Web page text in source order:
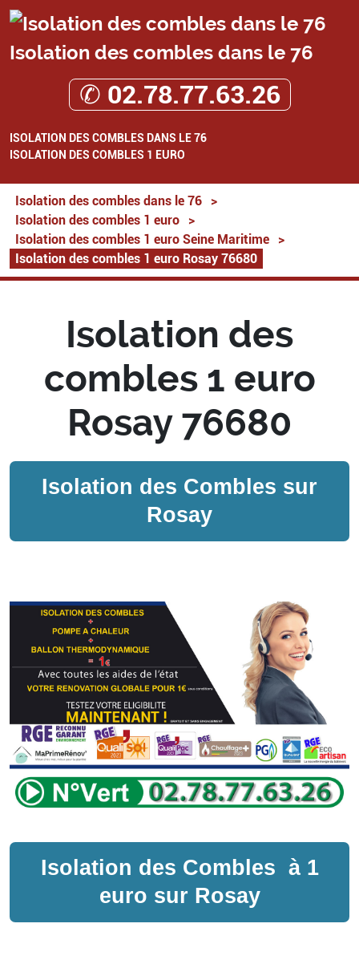
Isolation des combles dans le 76
✆ 02.78.77.63.26
ISOLATION DES COMBLES DANS LE 76
ISOLATION DES COMBLES 1 EURO
Isolation des combles dans le 76
>
Isolation des combles 1 euro
>
Isolation des combles 1 euro Seine Maritime
>
Isolation des combles 1 euro Rosay 76680
Isolation des
combles 1 euro
Rosay 76680
Isolation des Combles sur
Rosay
Isolation des Combles à 1
euro sur Rosay